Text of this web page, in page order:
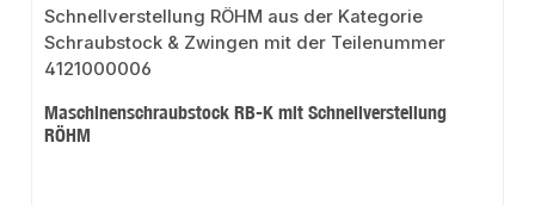
Maschinenschraubstock RB-K mit Schnellverstellung
RÖHM